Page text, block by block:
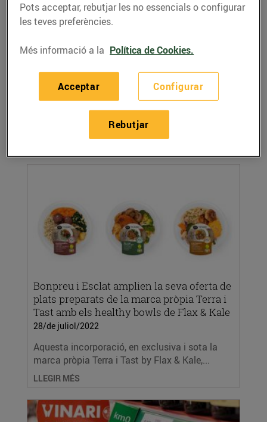
52.396€ a Fundesplai per la igualtat
17/d’agost/2022
Els clients de Bonpreu i Esclat donen 52.396€
a Fundesplai per la igualtat d’oportunitats en
Bonpreu i Esclat amplien la seva oferta de
plats preparats de la marca pròpia Terra i
Tast amb els healthy bowls de Flax & Kale
28/de juliol/2022
Aquesta incorporació, en exclusiva i sota la
marca pròpia Terra i Tast by Flax & Kale,...
LLEGIR MÉS
Pots acceptar, rebutjar les no essencials o configurar
les teves preferències.
Més informació a la Política de Cookies.
Configurar
Rebutjar
Acceptar